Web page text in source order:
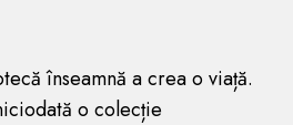
înseamnă a crea o viață.
o colecție